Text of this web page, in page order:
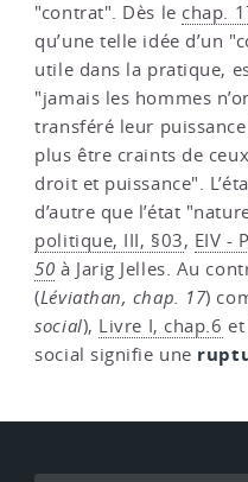
"contrat". Dès le chap.
qu’une telle idée d’un
utile dans la pratique,
"jamais les hommes
transféré leur
plus être craints de
droit et puissance".
d’autre que l’état
politique, III, §03, EIV -
50 à Jarig Jelles. Au
(Léviathan, chap. 17)
social), Livre I, chap.6 et
social signifie une